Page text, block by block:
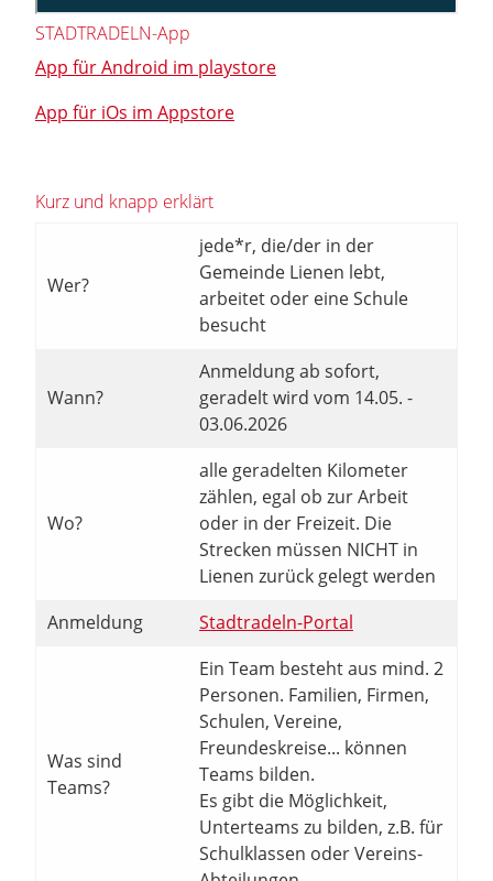
STADTRADELN-App
App für Android im playstore
App für iOs im Appstore
Kurz und knapp erklärt
Wer?
jede*r, die/der in der
Gemeinde Lienen lebt,
arbeitet oder eine Schule
besucht
Wann?
Anmeldung ab sofort,
geradelt wird vom 14.05. -
03.06.2026
Wo?
alle geradelten Kilometer
zählen, egal ob zur Arbeit
oder in der Freizeit. Die
Strecken müssen NICHT in
Lienen zurück gelegt werden
Anmeldung
Stadtradeln-Portal
Was sind
Teams?
Ein Team besteht aus mind. 2
Personen. Familien, Firmen,
Schulen, Vereine,
Freundeskreise... können
Teams bilden.
Es gibt die Möglichkeit,
Unterteams zu bilden, z.B. für
Schulklassen oder Vereins-